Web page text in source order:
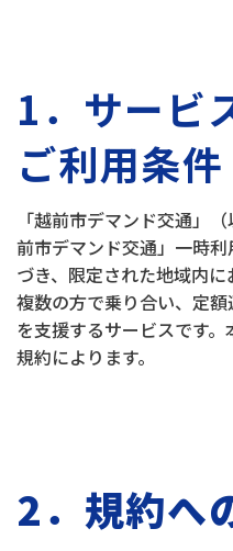
1．サービ
ご利用条件
「越前市デマンド交通」
前市デマンド交通」一時
づき、限定された地域内に
複数の方で乗り合い、定
を支援するサービスです
規約によります。
2．規約へ